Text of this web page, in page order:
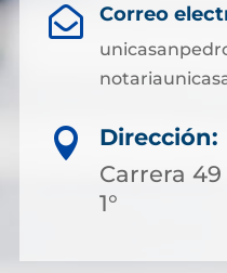
 Correo

Dirección:
Carrera
1°